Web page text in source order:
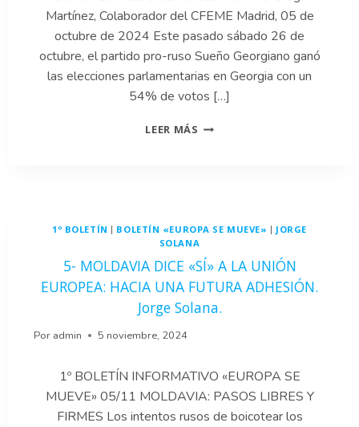
Martínez, Colaborador del CFEME Madrid, 05 de
octubre de 2024 Este pasado sábado 26 de
octubre, el partido pro-ruso Sueño Georgiano ganó
las elecciones parlamentarias en Georgia con un
54% de votos […]
LEER MÁS 4-
SUEÑO
EUROPEO
Y
EL
SUEÑO
GEORGIANO.
1º BOLETÍN BOLETÍN «EUROPA SE MUEVE»
JORGE
SOLANA
5- MOLDAVIA DICE «SÍ» A LA UNIÓN
EUROPEA: HACIA UNA FUTURA ADHESIÓN.
Jorge Solana.
Por admin 5 noviembre, 2024
1º BOLETÍN INFORMATIVO «EUROPA SE
MUEVE» 05/11 MOLDAVIA: PASOS LIBRES Y
FIRMES Los intentos rusos de boicotear los